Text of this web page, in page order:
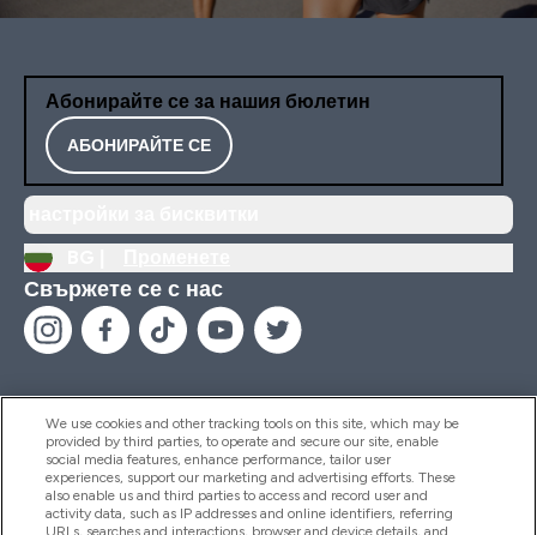
Абонирайте се за нашия бюлетин
АБОНИРАЙТЕ СЕ
Свържете се с нас
Помощ И Информация
Продукти
We use cookies and other tracking tools on this site, which may be
provided by third parties, to operate and secure our site, enable
social media features, enhance performance, tailor user
experiences, support our marketing and advertising efforts. These
also enable us and third parties to access and record user and
activity data, such as IP addresses and online identifiers, referring
URLs, searches and interactions, browser and device details, and